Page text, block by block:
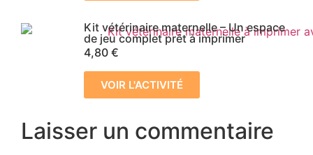
Kit vétérinaire maternelle – Un espace
de jeu complet prêt à imprimer
4,80 €
VOIR L'ACTIVITÉ
Laisser un commentaire